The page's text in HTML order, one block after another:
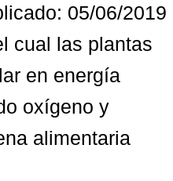
05/06/2019
cual las plantas
en energía
oxígeno y
alimentaria